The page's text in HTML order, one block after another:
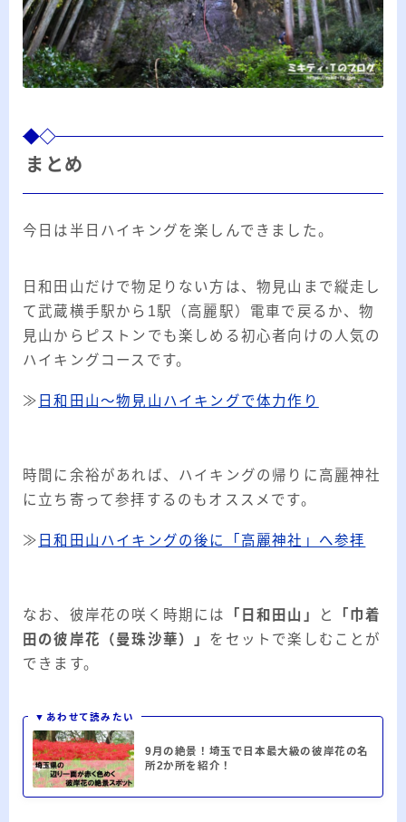
まとめ
今日は半日ハイキングを楽しんできました。
日和田山だけで物足りない方は、物見山まで縦走し
て武蔵横手駅から1駅（高麗駅）電車で戻るか、物
見山からピストンでも楽しめる初心者向けの人気の
ハイキングコースです。
≫ 日和田山～物見山ハイキングで体力作り
時間に余裕があれば、ハイキングの帰りに高麗神社
に立ち寄って参拝するのもオススメです。
≫ 日和田山ハイキングの後に「高麗神社」へ参拝
なお、彼岸花の咲く時期には 「日和田山」 と
「巾着
田の彼岸花（曼珠沙華）」 をセットで楽しむことが
できます。
▼あわせて読みたい
9月の絶景！埼玉で日本最大級の彼岸花の名
所2か所を紹介！